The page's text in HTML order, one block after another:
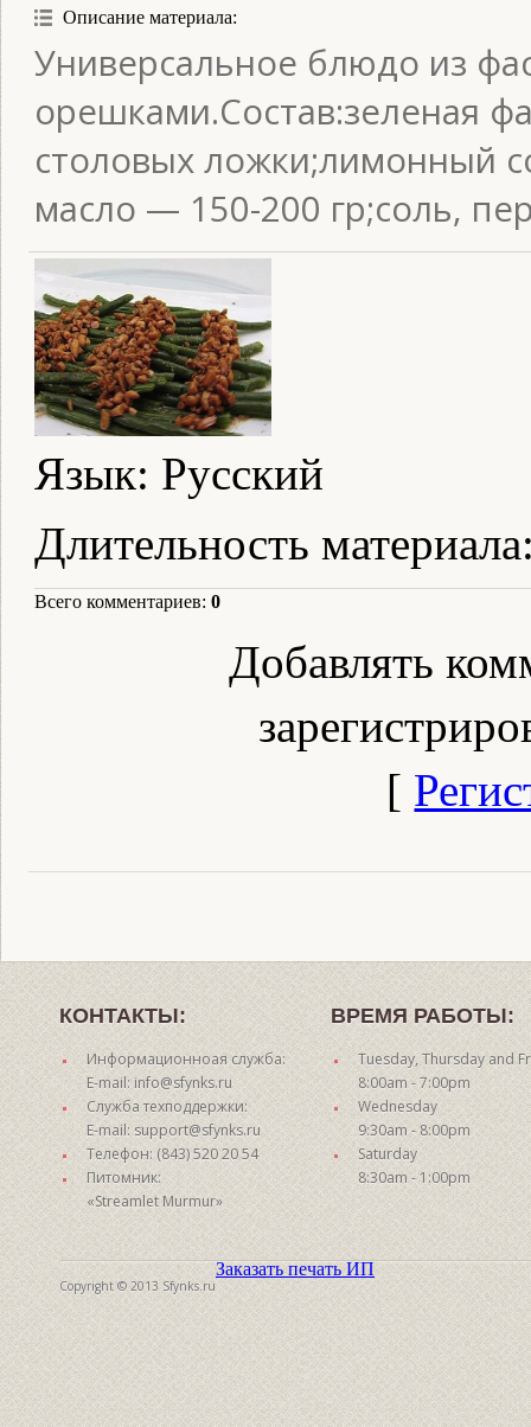
Описание материала:
Универсальное блюдо из
орешками.Состав:зеленая
столовых ложки;лимонный
масло — 150-200 гр;соль,
Язык: Русский
Длительность материала
Всего комментариев: 0
Добавлять
[
КОНТАКТЫ:
Информационноая служба:
E-mail: info@sfynks.ru
Служба техподдержки:
E-mail: support@sfynks.ru
Телефон: (843) 520 20 54
Питомник:
«Streamlet Murmur»
ВРЕМЯ РАБОТЫ:
Tuesday, Thursday and
8:00am - 7:00pm
Wednesday
9:30am - 8:00pm
Saturday
8:30am - 1:00pm
Copyright © 2013 Sfynks.ru
Заказать печать ИП